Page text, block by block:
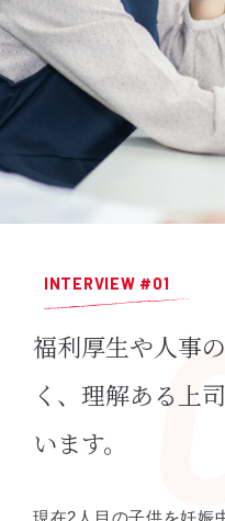
INTERVIEW #01
福利厚生や人事
く、 理解ある上
います。